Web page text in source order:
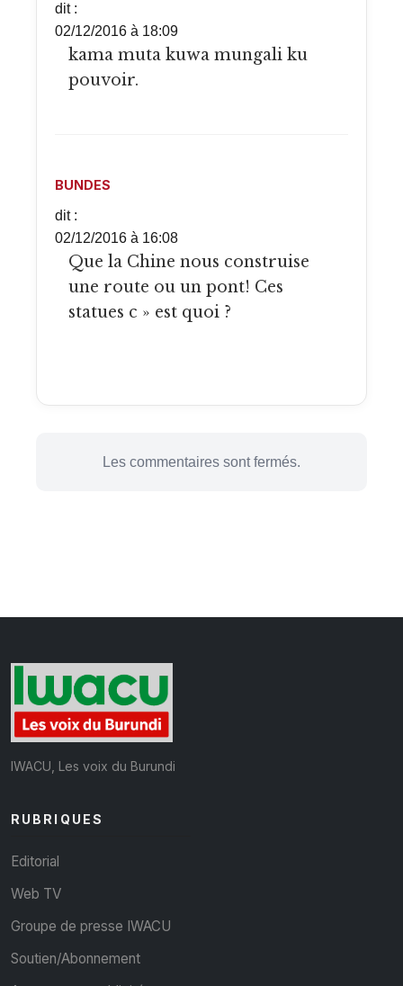
dit :
02/12/2016 à 18:09
kama muta kuwa mungali ku
pouvoir.
BUNDES
dit :
02/12/2016 à 16:08
Que la Chine nous construise
une route ou un pont! Ces
statues c » est quoi ?
Les commentaires sont fermés.
IWACU, Les voix du Burundi
RUBRIQUES
Editorial
Web TV
Groupe de presse IWACU
Soutien/Abonnement